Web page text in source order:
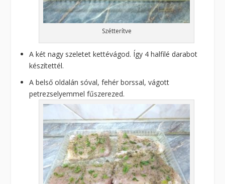
Szétterítve
A két nagy szeletet kettévágod. Így 4 halfilé darabot
készítettél.
A belső oldalán sóval, fehér borssal, vágott
petrezselyemmel fűszerezed.